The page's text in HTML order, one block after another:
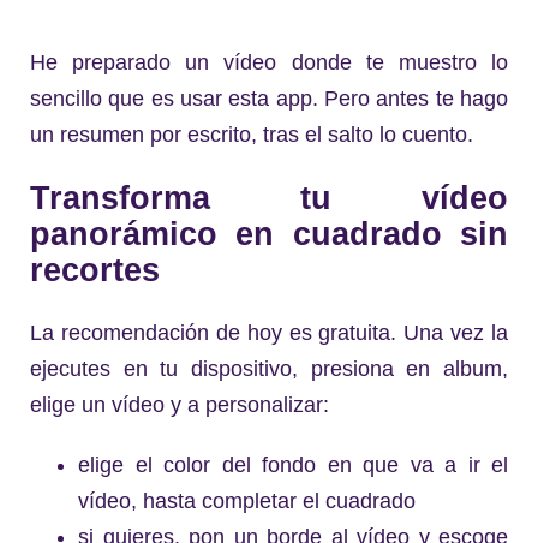
He preparado un vídeo donde te muestro lo
sencillo que es usar esta app. Pero antes te hago
un resumen por escrito, tras el salto lo cuento.
Transforma tu vídeo
panorámico en cuadrado sin
recortes
La recomendación de hoy es gratuita. Una vez la
ejecutes en tu dispositivo, presiona en album,
elige un vídeo y a personalizar:
elige el color del fondo en que va a ir el
vídeo, hasta completar el cuadrado
si quieres, pon un borde al vídeo y escoge